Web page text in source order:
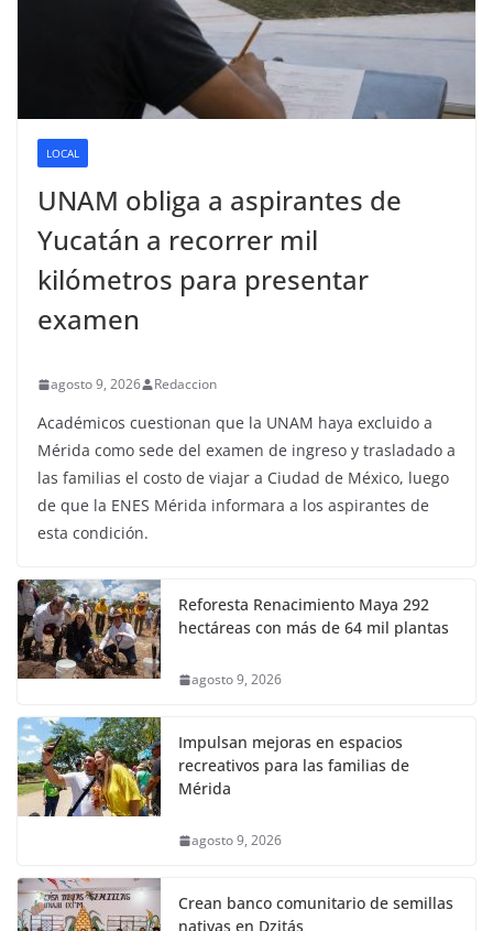
LOCAL
UNAM obliga a aspirantes de
Yucatán a recorrer mil
kilómetros para presentar
examen
agosto 9, 2026 Redaccion
Académicos cuestionan que la UNAM haya excluido a
Mérida como sede del examen de ingreso y trasladado a
las familias el costo de viajar a Ciudad de México, luego
de que la ENES Mérida informara a los aspirantes de
esta condición.
Reforesta Renacimiento Maya 292
hectáreas con más de 64 mil plantas
agosto 9, 2026
Impulsan mejoras en espacios
recreativos para las familias de
Mérida
agosto 9, 2026
Crean banco comunitario de semillas
nativas en Dzitás